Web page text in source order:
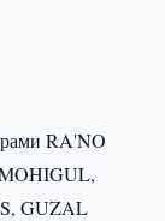
RA'NO
GUZAL